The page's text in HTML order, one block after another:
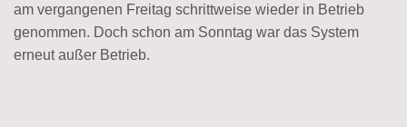
am vergangenen Freitag schrittweise wieder in Betrieb
genommen. Doch schon am Sonntag war das System
erneut außer Betrieb.